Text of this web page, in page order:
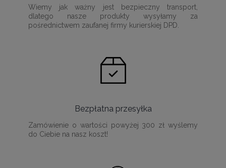
Wiemy jak ważny jest bezpieczny transport,
dlatego nasze produkty wysyłamy za
pośrednictwem zaufanej firmy kurierskiej DPD.
Bezpłatna przesyłka
Zamówienie o wartości powyżej 300 zł wyślemy
do Ciebie na nasz koszt!